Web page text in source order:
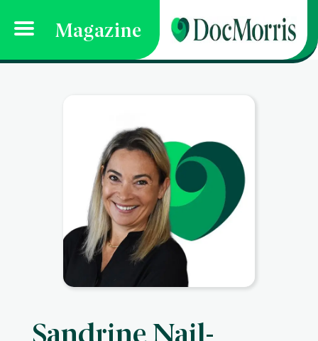
Magazine
Sandrine Nail-